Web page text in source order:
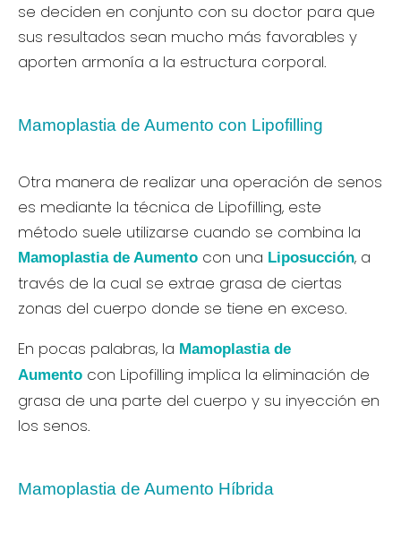
se deciden en conjunto con su doctor para que
sus resultados sean mucho más favorables y
aporten armonía a la estructura corporal.
Mamoplastia de Aumento con Lipofilling
Otra manera de realizar una operación de senos
es mediante la técnica de Lipofilling, este
método suele utilizarse cuando se combina la
Mamoplastia de Aumento con una Liposucción, a
través de la cual se extrae grasa de ciertas
zonas del cuerpo donde se tiene en exceso.
En pocas palabras, la Mamoplastia de
Aumento con Lipofilling implica la eliminación de
grasa de una parte del cuerpo y su inyección en
los senos.
Mamoplastia de Aumento Híbrida